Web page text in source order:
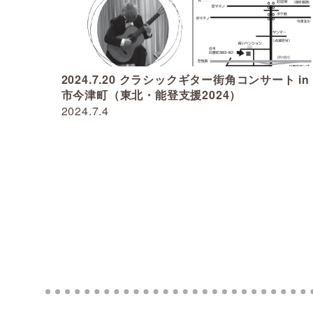
2024.7.4
2024.7.20 クラシックギター街角コンサート in
市今津町（東北・能登支援2024）